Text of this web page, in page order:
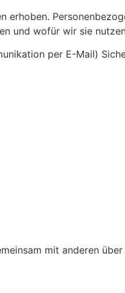
erhoben.
und wofür wir sie
per E-Mail)
mit anderen